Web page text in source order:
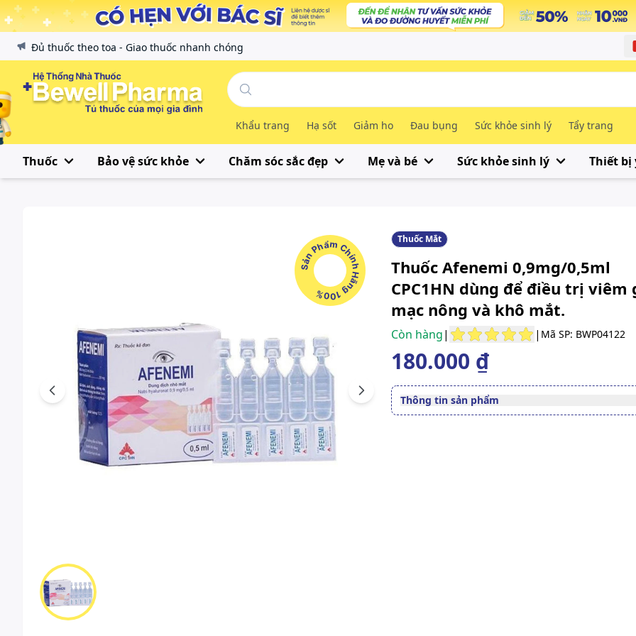
Đủ thuốc theo toa - Giao thuốc nhanh chóng
Khẩu trang Hạ sốt Giảm ho Đau bụng Sức khỏe sinh lý Tẩy trang
Thuốc Bảo vệ sức khỏe Chăm sóc sắc đẹp Mẹ và bé Sức khỏe sinh lý Thiết bị
Sản Phẩm Chính Hãng 100%
Previous Next
Thuốc Mắt
Thuốc Afenemi 0,9mg/0,5ml
CPC1HN dùng để điều trị viêm
mạc nông và khô mắt.
Còn hàng| | Mã SP: BWP04122
180.000 ₫
Thông tin sản phẩm